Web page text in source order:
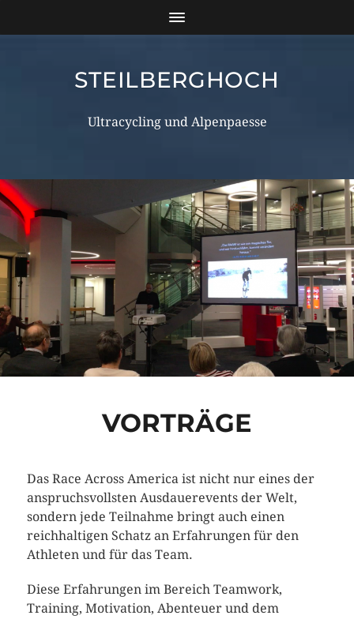
STEILBERGHOCH
Ultracycling und Alpenpaesse
VORTRÄGE
Das Race Across America ist nicht nur eines der
anspruchsvollsten Ausdauerevents der Welt,
sondern jede Teilnahme bringt auch einen
reichhaltigen Schatz an Erfahrungen für den
Athleten und für das Team.
Diese Erfahrungen im Bereich Teamwork,
Training, Motivation, Abenteuer und dem